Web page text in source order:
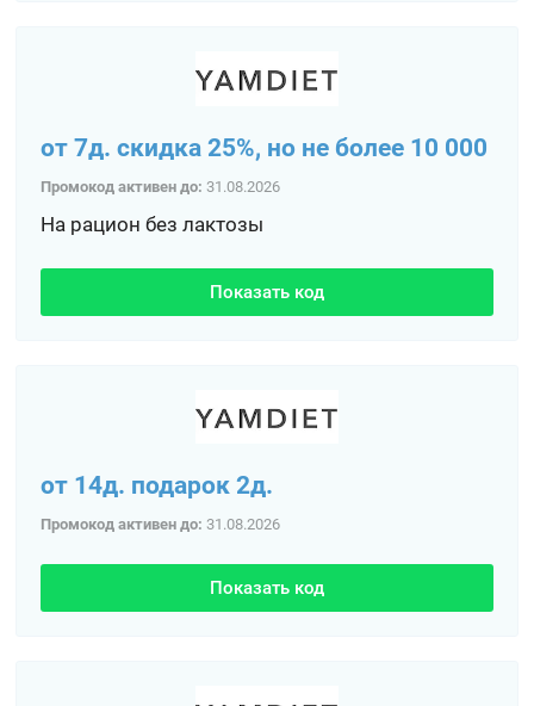
от 7д. скидка 25%, но не более 10 000
Промокод активен до: 31.08.2026
На рацион без лактозы
Показать код
от 14д. подарок 2д.
Промокод активен до: 31.08.2026
Показать код